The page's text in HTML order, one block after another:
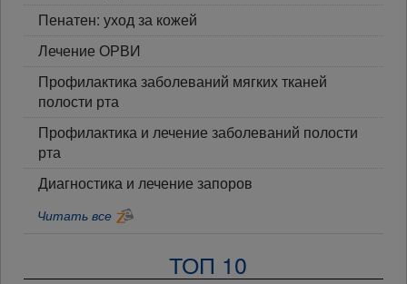
Пенатен: уход за кожей
Лечение ОРВИ
Профилактика заболеваний мягких тканей
полости рта
Профилактика и лечение заболеваний полости
рта
Диагностика и лечение запоров
Читать все
ТОП 10